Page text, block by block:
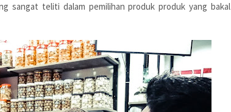
sangat teliti dalam pemilihan produk produk yang bakal